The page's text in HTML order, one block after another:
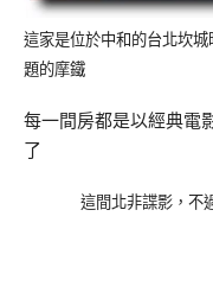
這家是位於中和的台北坎
題的摩鐵
每一間房都是以經典電
了
這間北非諜影，不